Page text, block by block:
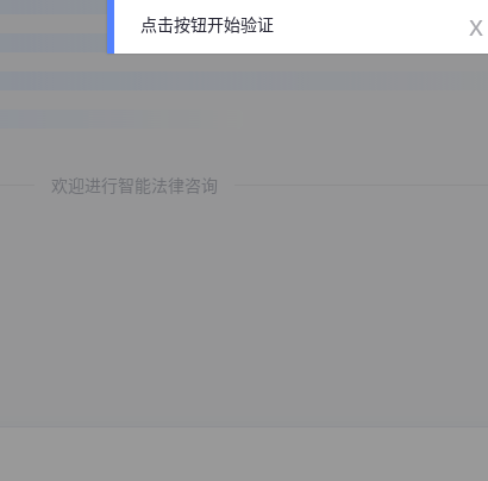
欢迎进行智能法律咨询
点击按钮开始验证 x